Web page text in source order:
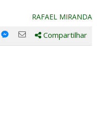
RAFAEL MIRANDA
Compartilhe
Compartilhe
Compartilhar